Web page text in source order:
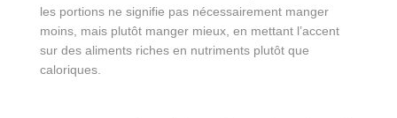
les portions ne signifie pas nécessairement manger
moins, mais plutôt manger mieux, en mettant l’accent
sur des aliments riches en nutriments plutôt que
caloriques.